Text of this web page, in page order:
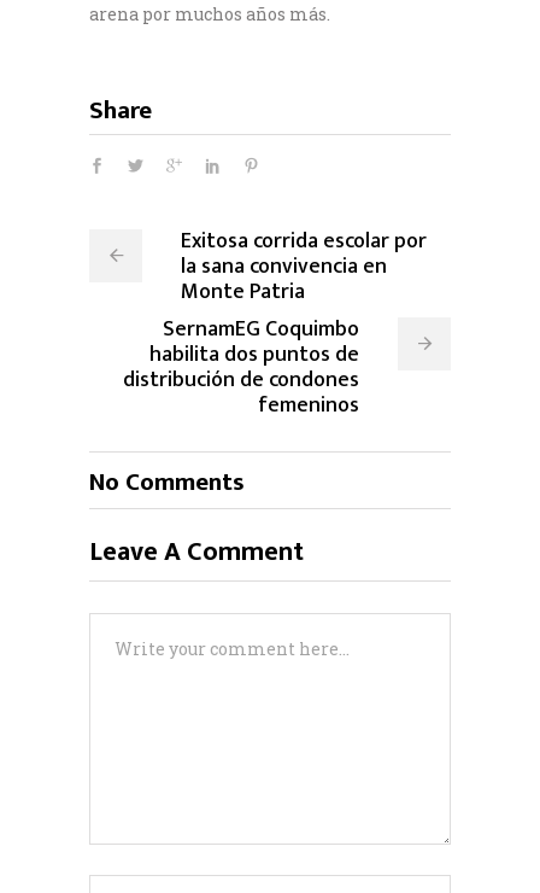
arena por muchos años más.
Share
Exitosa corrida escolar por
la sana convivencia en
Monte Patria
SernamEG Coquimbo
habilita dos puntos de
distribución de condones
femeninos
No Comments
Leave A Comment